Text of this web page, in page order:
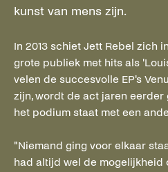
kunst van mens zijn.
In 2013 schiet Jett Rebel zich
grote publiek met hits als
velen de succesvolle EP's
zijn, wordt de act jaren
het podium staat met een
"Niemand ging voor elkaar
had altijd wel de mogelijkheid